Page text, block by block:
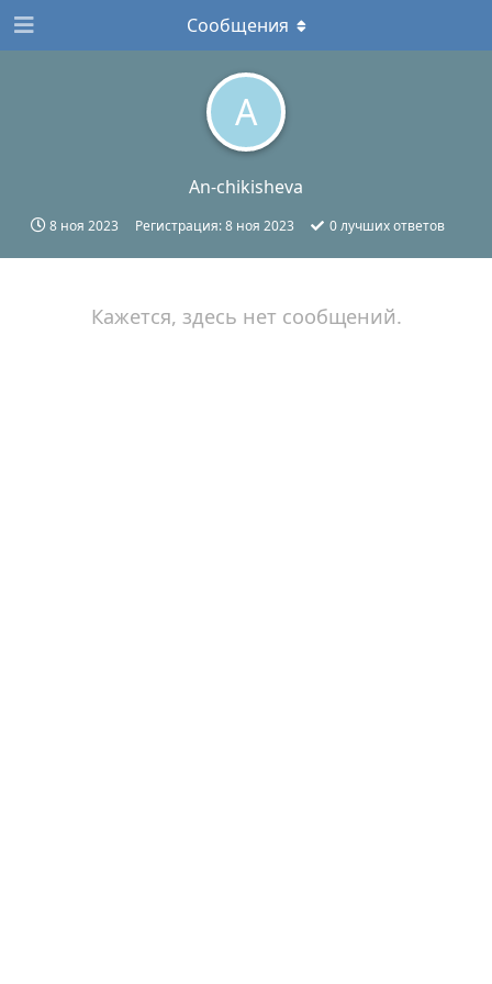
A
An-chikisheva
8 ноя 2023 Регистрация:8 ноя 2023 0лучших ответов
Сообщения
Кажется, здесь нет сообщений.